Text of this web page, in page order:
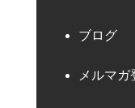
ブログ
メルマガ